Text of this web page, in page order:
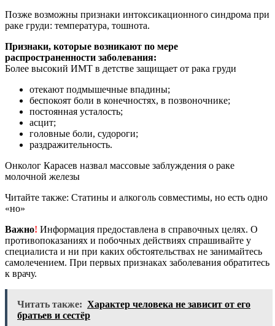
Позже возможны признаки интоксикационного синдрома при
раке груди: температура, тошнота.
Признаки, которые возникают по мере
распространенности заболевания:
Более высокий ИМТ в детстве защищает от рака груди
отекают подмышечные впадины;
беспокоят боли в конечностях, в позвоночнике;
постоянная усталость;
асцит;
головные боли, судороги;
раздражительность.
Онколог Карасев назвал массовые заблуждения о раке
молочной железы
Читайте также: Статины и алкоголь совместимы, но есть одно
«но»
Важно! Информация предоставлена в справочных целях. О
противопоказаниях и побочных действиях спрашивайте у
специалиста и ни при каких обстоятельствах не занимайтесь
самолечением. При первых признаках заболевания обратитесь
к врачу.
Читать также: Характер человека не зависит от его
братьев и сестёр